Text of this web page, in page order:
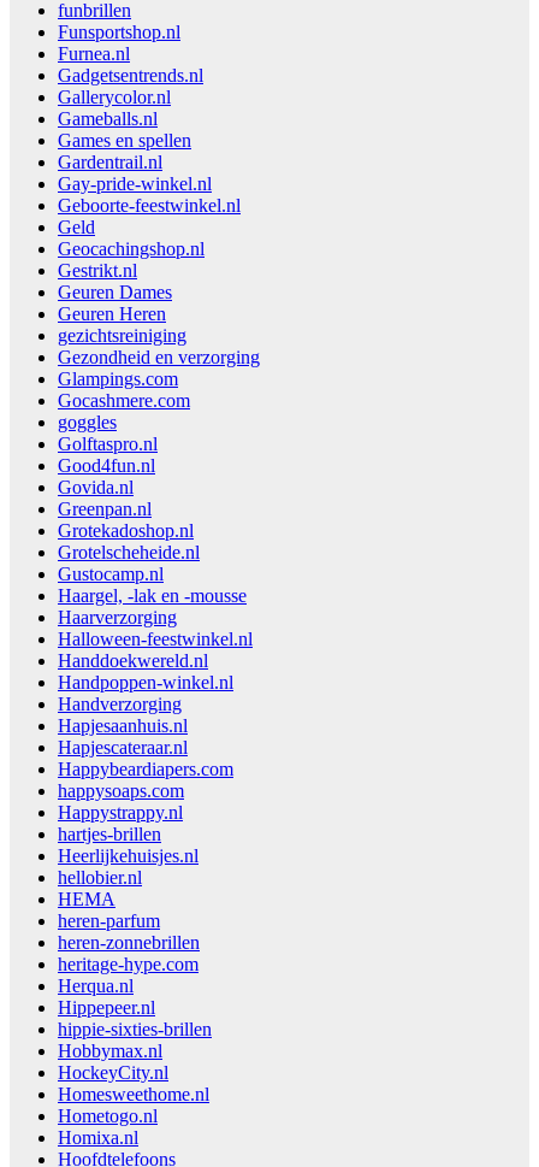
funbrillen
Funsportshop.nl
Furnea.nl
Gadgetsentrends.nl
Gallerycolor.nl
Gameballs.nl
Games en spellen
Gardentrail.nl
Gay-pride-winkel.nl
Geboorte-feestwinkel.nl
Geld
Geocachingshop.nl
Gestrikt.nl
Geuren Dames
Geuren Heren
gezichtsreiniging
Gezondheid en verzorging
Glampings.com
Gocashmere.com
goggles
Golftaspro.nl
Good4fun.nl
Govida.nl
Greenpan.nl
Grotekadoshop.nl
Grotelscheheide.nl
Gustocamp.nl
Haargel, -lak en -mousse
Haarverzorging
Halloween-feestwinkel.nl
Handdoekwereld.nl
Handpoppen-winkel.nl
Handverzorging
Hapjesaanhuis.nl
Hapjescateraar.nl
Happybeardiapers.com
happysoaps.com
Happystrappy.nl
hartjes-brillen
Heerlijkehuisjes.nl
hellobier.nl
HEMA
heren-parfum
heren-zonnebrillen
heritage-hype.com
Herqua.nl
Hippepeer.nl
hippie-sixties-brillen
Hobbymax.nl
HockeyCity.nl
Homesweethome.nl
Hometogo.nl
Homixa.nl
Hoofdtelefoons